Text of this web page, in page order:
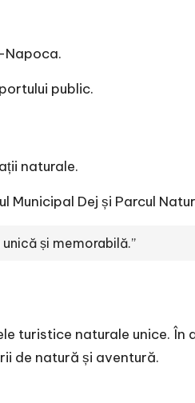
Napoca.
public.
naturale.
Dej și Parcul
și memorabilă.”
turistice naturale unice. În
de natură și aventură.